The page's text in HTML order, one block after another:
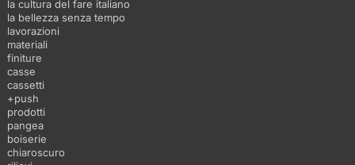
la cultura del fare italiano
la bellezza senza tempo
lavorazioni
materiali
finiture
casse
cassetti
+push
prodotti
pangea
boiserie
chiaroscuro